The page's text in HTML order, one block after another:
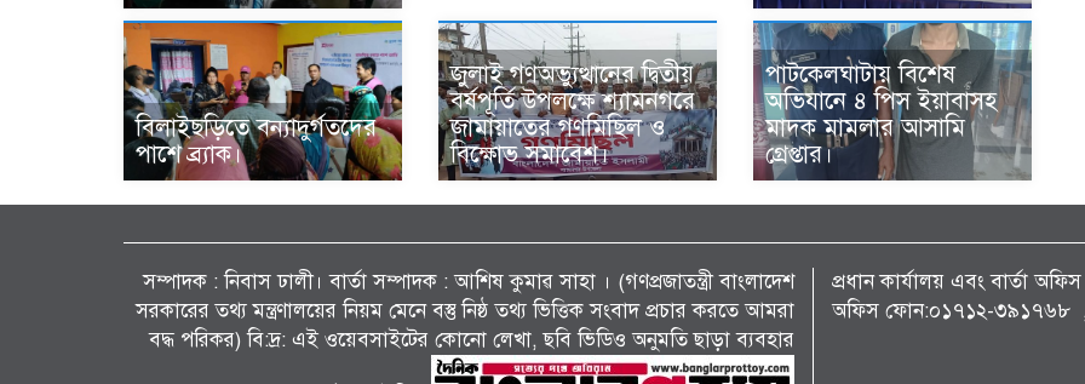
বিলাইছড়িতে বন্যাদুর্গতদের
পাশে ব্র্যাক।
জুলাই গণঅভ্যুত্থানের দ্বিতীয়
বর্ষপূর্তি উপলক্ষে শ্যামনগরে
জামায়াতের গণমিছিল ও
বিক্ষোভ সমাবেশ।
পাটকেলঘাটায় বিশেষ
অভিযানে ৪ পিস ইয়াবাসহ
মাদক মামলার আসামি
গ্রেপ্তার।
সম্পাদক : নিবাস ঢালী। বার্তা সম্পাদক : আশিষ কুমাৱ সাহা । (গণপ্রজাতন্ত্রী বাংলাদেশ
সরকারের তথ্য মন্ত্রণালয়ের নিয়ম মেনে বস্তু নিষ্ঠ তথ্য ভিত্তিক সংবাদ প্রচার করতে আমরা
বদ্ধ পরিকর) বি:দ্র: এই ওয়েবসাইটের কোনো লেখা, ছবি ভিডিও অনুমতি ছাড়া ব্যবহার
প্রধান কার্যালয় এবং বার্তা
অফিস ফোন:০১৭১২-৩৯১৭৬৮